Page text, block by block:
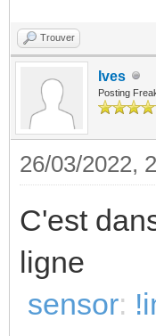
Trouver
Ives
Posting
26/03/2022,
C'est
ligne
sensor: